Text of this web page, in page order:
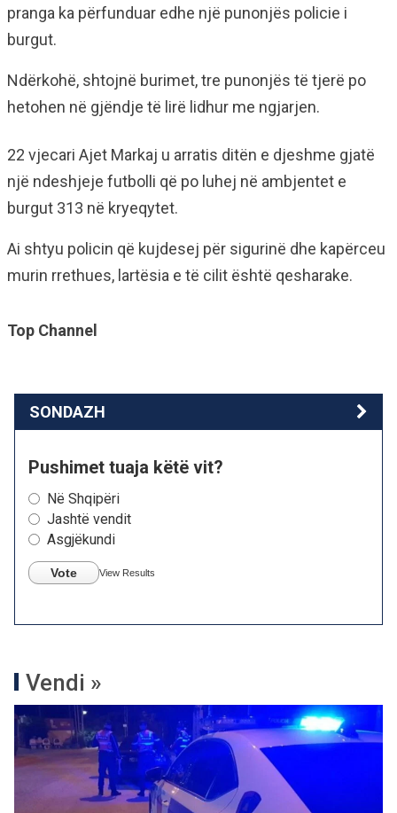
pranga ka përfunduar edhe një punonjës policie i
burgut.
Ndërkohë, shtojnë burimet, tre punonjës të tjerë po
hetohen në gjëndje të lirë lidhur me ngjarjen.
22 vjecari Ajet Markaj u arratis ditën e djeshme gjatë
një ndeshjeje futbolli që po luhej në ambjentet e
burgut 313 në kryeqytet.
Ai shtyu policin që kujdesej për sigurinë dhe kapërceu
murin rrethues, lartësia e të cilit është qesharake.
Top Channel
SONDAZH
Pushimet tuaja këtë vit?
Në Shqipëri
Jashtë vendit
Asgjëkundi
Vote View Results
Vendi »